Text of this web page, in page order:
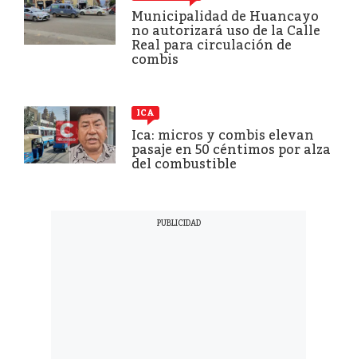
Municipalidad de Huancayo
no autorizará uso de la Calle
Real para circulación de
combis
ICA
Ica: micros y combis elevan
pasaje en 50 céntimos por alza
del combustible